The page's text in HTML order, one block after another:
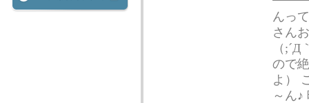
んっ
さん
（
ので
よ）
～ん♪